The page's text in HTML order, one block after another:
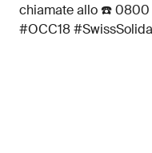
chiamate allo ☎️ 0800
#OCC18